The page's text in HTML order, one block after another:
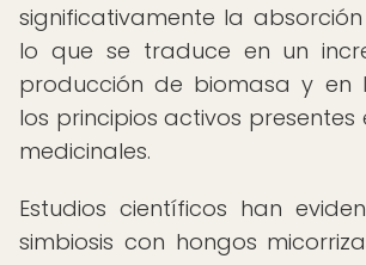
significativamente la
lo que se traduce en un
producción de biomasa y en
los principios activos
medicinales.
Estudios científicos han
simbiosis con hongos